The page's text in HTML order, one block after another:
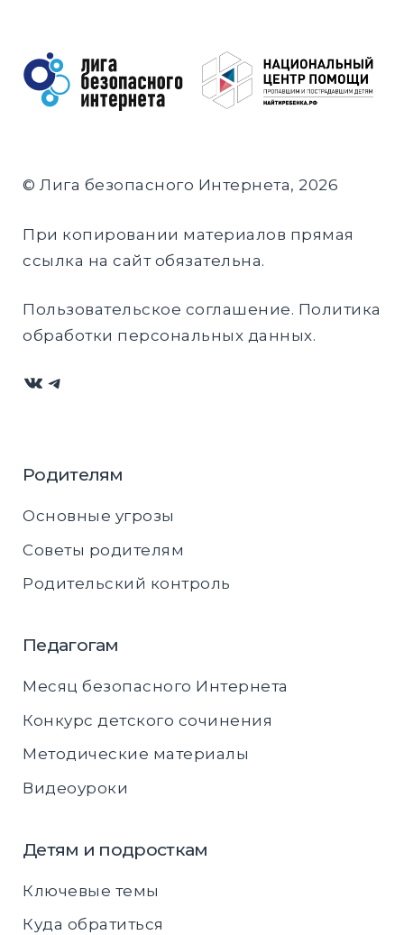
© Лига безопасного Интернета, 2026
При копировании материалов прямая
ссылка на сайт обязательна.
Пользовательское соглашение. Политика
обработки персональных данных.
ВКонтакте
Telegram
Родителям
Основные угрозы
Советы родителям
Родительский контроль
Педагогам
Месяц безопасного Интернета
Конкурс детского сочинения
Методические материалы
Видеоуроки
Детям и подросткам
Ключевые темы
Куда обратиться